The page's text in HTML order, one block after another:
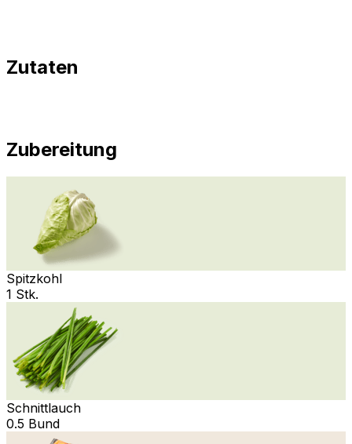
Zutaten
Zubereitung
Spitzkohl
1 Stk.
Schnittlauch
0.5 Bund